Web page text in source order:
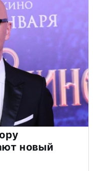
новый